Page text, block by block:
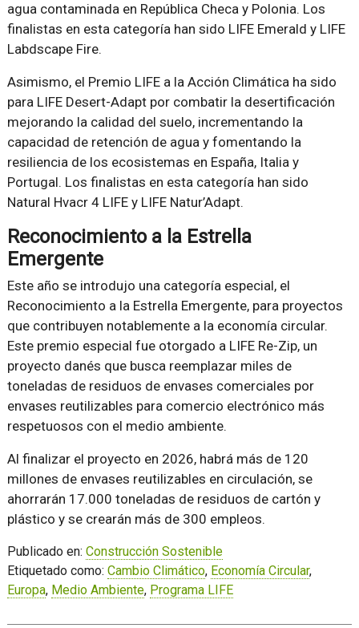
agua contaminada en República Checa y Polonia. Los
finalistas en esta categoría han sido LIFE Emerald y LIFE
Labdscape Fire.
Asimismo, el Premio LIFE a la Acción Climática ha sido
para LIFE Desert-Adapt por combatir la desertificación
mejorando la calidad del suelo, incrementando la
capacidad de retención de agua y fomentando la
resiliencia de los ecosistemas en España, Italia y
Portugal. Los finalistas en esta categoría han sido
Natural Hvacr 4 LIFE y LIFE Natur’Adapt.
Reconocimiento a la Estrella
Emergente
Este año se introdujo una categoría especial, el
Reconocimiento a la Estrella Emergente, para proyectos
que contribuyen notablemente a la economía circular.
Este premio especial fue otorgado a LIFE Re-Zip, un
proyecto danés que busca reemplazar miles de
toneladas de residuos de envases comerciales por
envases reutilizables para comercio electrónico más
respetuosos con el medio ambiente.
Al finalizar el proyecto en 2026, habrá más de 120
millones de envases reutilizables en circulación, se
ahorrarán 17.000 toneladas de residuos de cartón y
plástico y se crearán más de 300 empleos.
Publicado en: Construcción Sostenible
Etiquetado como: Cambio Climático, Economía Circular,
Europa, Medio Ambiente, Programa LIFE